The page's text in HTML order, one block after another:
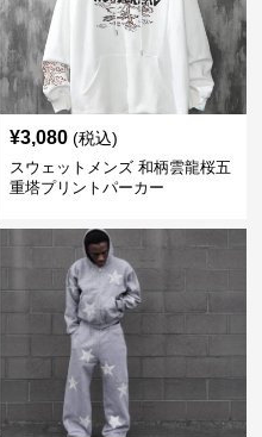
¥3,080 (税込)
スウェットメンズ 和柄雲龍桜五
重塔プリントパーカー